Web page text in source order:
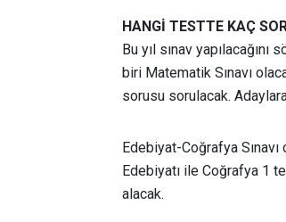
HANGİ TESTTE KAÇ
Bu yıl sınav yapılacağını
biri Matematik Sınavı
sorusu sorulacak.
Edebiyat-Coğrafya
Edebiyatı ile Coğrafya 1
alacak.